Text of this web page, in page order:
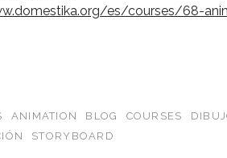
es/courses/68-
ANIMATION BLOG COURSES
STORYBOARD